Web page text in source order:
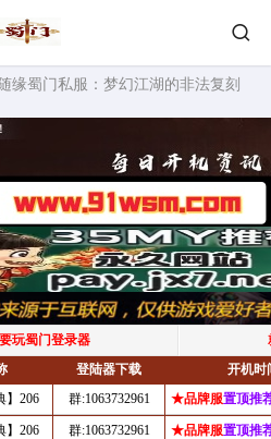
缘蜀门私服：梦幻江湖的非法复刻